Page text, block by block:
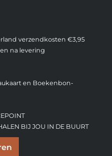
verzendkosten €3,95
na levering
en Boekenbon-
BIJ JOU IN DE BUURT